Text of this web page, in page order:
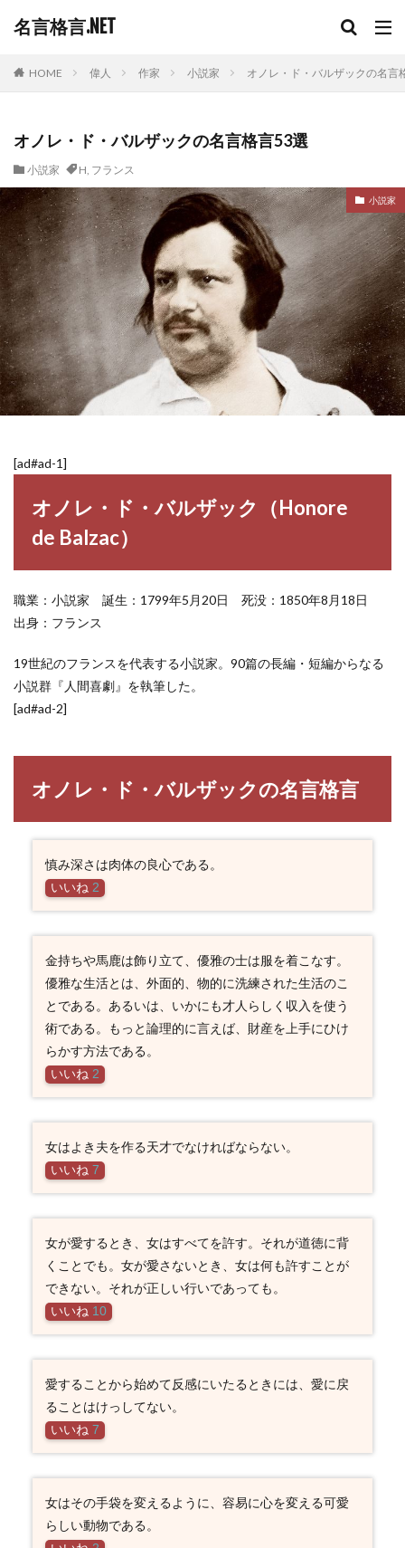
名言格言.NET
HOME 偉人 作家 小説家 オノレ・ド・バルザックの名言
オノレ・ド・バルザックの名言格言53選
小説家 H, フランス
小説家
[ad#ad-1]
オノレ・ド・バルザック（Honore
de Balzac）
職業：小説家 誕生：1799年5月20日 死没：1850年8月18日
出身：フランス
19世紀のフランスを代表する小説家。90篇の長編・短編からなる
小説群『人間喜劇』を執筆した。
[ad#ad-2]
オノレ・ド・バルザックの名言格言
慎み深さは肉体の良心である。
いいね 2
金持ちや馬鹿は飾り立て、優雅の士は服を着こなす。
優雅な生活とは、外面的、物的に洗練された生活のこ
とである。あるいは、いかにも才人らしく収入を使う
術である。もっと論理的に言えば、財産を上手にひけ
らかす方法である。
いいね 2
女はよき夫を作る天才でなければならない。
いいね 7
女が愛するとき、女はすべてを許す。それが道徳に背
くことでも。女が愛さないとき、女は何も許すことが
できない。それが正しい行いであっても。
いいね 10
愛することから始めて反感にいたるときには、愛に戻
ることはけっしてない。
いいね 7
女はその手袋を変えるように、容易に心を変える可愛
らしい動物である。